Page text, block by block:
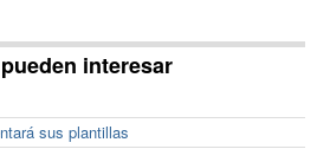
interesar
sus plantillas